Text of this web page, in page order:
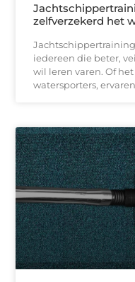
zelfverzekerd het
iedereen die beter,
wil leren varen. Of
watersporters,